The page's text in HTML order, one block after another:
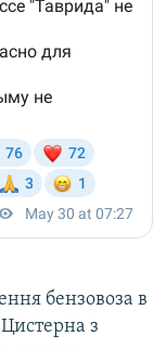
бензовоза в
Цистерна з